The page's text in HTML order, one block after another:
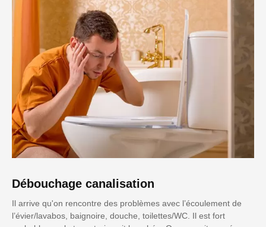
Débouchage canalisation
Il arrive qu'on rencontre des problèmes avec l’écoulement de
l’évier/lavabos, baignoire, douche, toilettes/WC. Il est fort